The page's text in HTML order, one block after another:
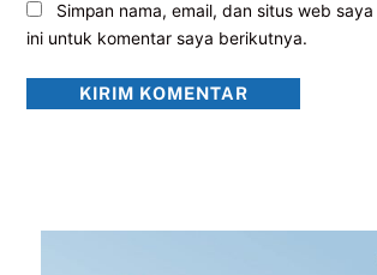
Simpan nama, email, dan situs web
ini untuk komentar saya berikutnya.